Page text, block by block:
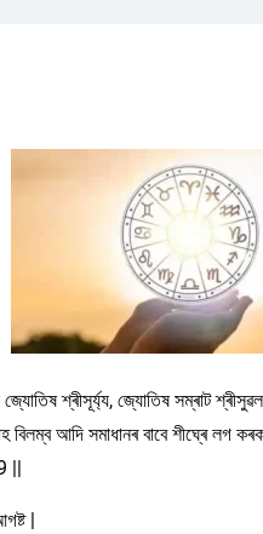
শ্ৰীসূৰ্য্য, জ্যোতিষ সম্ৰাট শ্ৰীসুৱল
বিলম্ব আদি সমাধানৰ বাবে শীঘ্ৰে লগ কৰক
|